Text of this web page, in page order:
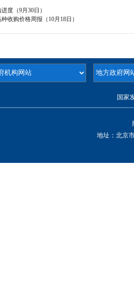
度（9月30日）
收购价格周报（10月18日）
国家
地址：北京